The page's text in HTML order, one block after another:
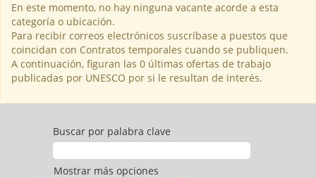
En este momento, no hay ninguna vacante acorde a esta
categoría o ubicación.
Para recibir correos electrónicos suscríbase a puestos que
coincidan con Contratos temporales cuando se publiquen.
A continuación, figuran las 0 últimas ofertas de trabajo
publicadas por UNESCO por si le resultan de interés.
Buscar por palabra clave
Mostrar más opciones